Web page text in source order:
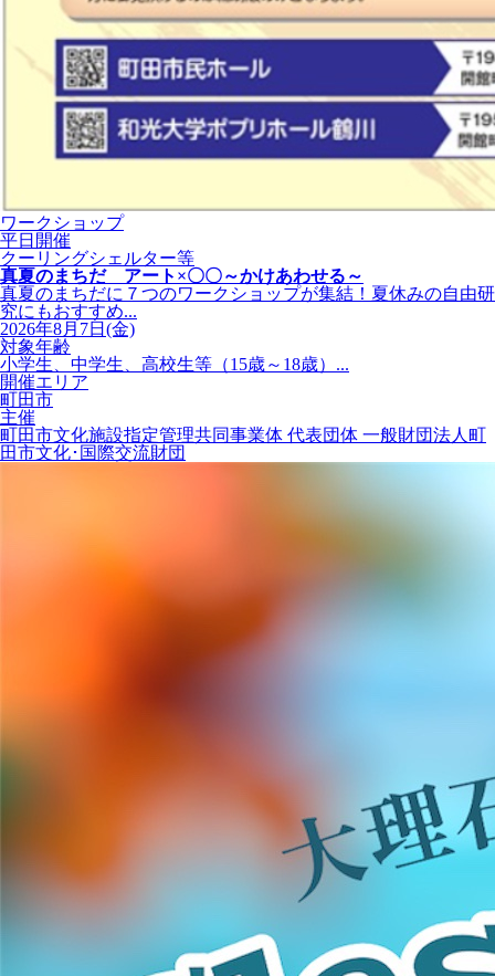
ワークショップ
平日開催
クーリングシェルター等
真夏のまちだ アート×〇〇～かけあわせる～
真夏のまちだに７つのワークショップが集結！夏休みの自由研
究にもおすすめ...
2026年8月7日(金)
対象年齢
小学生、中学生、高校生等（15歳～18歳）...
開催エリア
町田市
主催
町田市文化施設指定管理共同事業体 代表団体 一般財団法人町
田市文化･国際交流財団